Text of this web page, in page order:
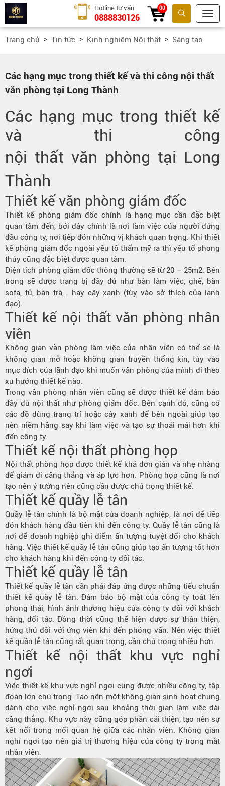
Tìm kiếm
Hotline tư vấn
0888830126
00
Trang chủ Tin tức Kinh nghiệm Nội thất Sáng tạo
Các hạng mục trong thiết kế và thi công nội thất
văn phòng tại Long Thành
Các hạng mục trong thiết kế
và thi công
nội thất văn phòng tại Long
Thành
Thiết kế văn phòng giám đốc
Thiết kế phòng giám đốc chính là hạng mục cần đặc biệt
quan tâm đến, bởi đây chính là nơi làm việc của người đứng
đầu công ty, nơi tiếp đón những vị khách quan trọng. Khi thiết
kế phòng giám đốc ngoài yếu tố thẩm mỹ ra thì yếu tố phong
thủy cũng đặc biệt được quan tâm.
Diện tích phòng giám đốc thông thường sẽ từ 20 – 25m2. Bên
trong sẽ được trang bị đầy đủ như bàn làm việc, ghế, bàn
sofa, tủ, bàn trà,… hay cây xanh (tùy vào sở thích của lãnh
đạo).
Thiết kế nội thất văn phòng nhân
viên
Không gian văn phòng làm việc của nhân viên có thể sẽ là
không gian mở hoặc không gian truyền thống kín, tùy vào
mục đích của lãnh đạo khi muốn văn phòng của mình đi theo
xu hướng thiết kế nào.
Trong văn phòng nhân viên cũng sẽ được thiết kế đảm bảo
đầy đủ nội thất như phòng giám đốc. Bên cạnh đó, cũng có
các đồ dùng trang trí hoặc cây xanh để bên ngoài giúp tạo
nên niềm hăng say khi làm việc và tạo sự thoải mái hơn khi
đến công ty.
Thiết kế nội thất phòng họp
Nội thất phòng họp được thiết kế khá đơn giản và nhẹ nhàng
để giảm đi căng thẳng và áp lực hơn. Phòng họp cũng là nơi
tạo nên ý tưởng nên cũng cần được chú trọng thiết kế.
Thiết kế quầy lễ tân
Quầy lễ tân chính là bộ mặt của doanh nghiệp, là nơi để tiếp
đón khách hàng đầu tiên khi đến công ty. Quầy lễ tân cũng là
nơi để doanh nghiệp ghi điểm ấn tượng tuyệt đối cho khách
hàng. Việc thiết kế quầy lễ tân cũng giúp tạo ấn tượng tốt hơn
cho khách hàng khi đến công ty đối tác.
Thiết kế quầy lễ tân
Thiết kế quầy lễ tân cần phải đáp ứng được những tiếu chuẩn
thiết kế quày lễ tân. Đảm bảo bộ mặt của công ty toát lên
phong thái, hình ảnh thương hiệu của công ty đối với khách
hàng, đối tác. Đồng thời cũng thể hiện được sự thân thiện,
hứng thú đối với ứng viên khi đến phỏng vấn. Nên việc thiết
kế quần lễ tân cũng rất quan trọng, cần chú trọng nhiều hơn.
Thiết kế nội thất khu vực nghỉ
ngơi
Việc thiết kế khu vực nghỉ ngơi cũng được nhiều công ty, tập
đoàn lớn chú trọng. Tạo nên một không gian sinh hoạt chung
dành cho việc nghỉ ngơi sau khoảng thời gian làm việc dài
căng thẳng. Khu vực này cũng góp phần cải thiện, tạo nên sự
kết nối trong mối quan hệ giữa các nhân viên. Không gian
nghỉ ngơi tạo nên giá trị thương hiệu của công ty trong mắt
nhân viên.